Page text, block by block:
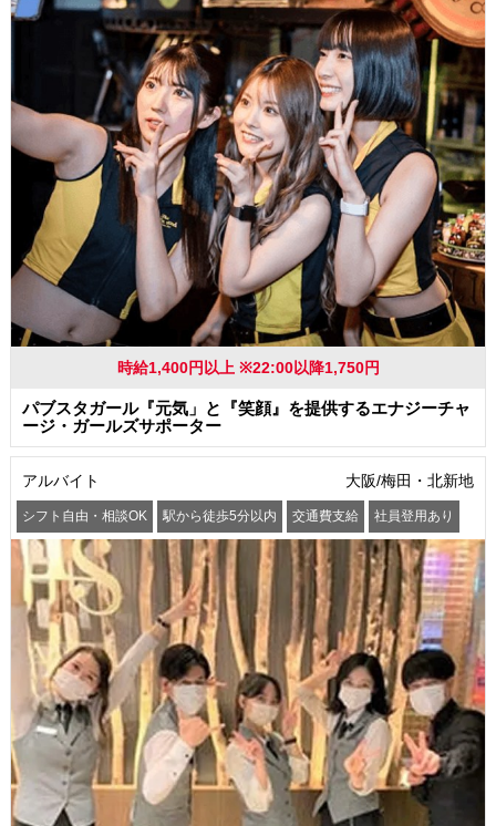
時給1,400円以上 ※22:00以降1,750円
パブスタガール『元気」と『笑顔』を提供するエナジーチャ
ージ・ガールズサポーター
アルバイト 大阪/梅田・北新地
シフト自由・相談OK 駅から徒歩5分以内 交通費支給 社員登用あり